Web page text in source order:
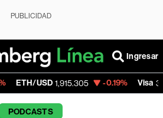
PUBLICIDAD
Ingresar
1,915.305 -0.19% Visa 362.50 -
PODCASTS